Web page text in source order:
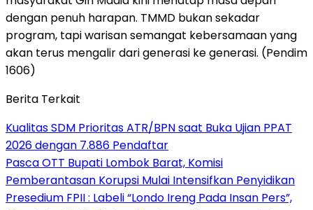
dengan penuh harapan. TMMD bukan sekadar
program, tapi warisan semangat kebersamaan yang
akan terus mengalir dari generasi ke generasi. (Pendim
1606)
Berita Terkait
Kualitas SDM Prioritas ATR/BPN saat Buka Ujian PPAT
2026 dengan 7.886 Pendaftar
Pasca OTT Bupati Lombok Barat, Komisi
Pemberantasan Korupsi Mulai Intensifkan Penyidikan
Presedium FPII : Labeli “Londo Ireng Pada Insan Pers”,